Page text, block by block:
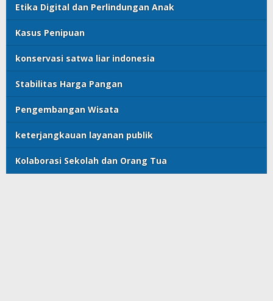
Etika Digital dan Perlindungan Anak
Kasus Penipuan
konservasi satwa liar indonesia
Stabilitas Harga Pangan
Pengembangan Wisata
keterjangkauan layanan publik
Kolaborasi Sekolah dan Orang Tua